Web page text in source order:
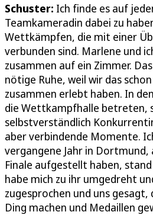
Schuster: Ich finde es auf
Teamkameradin dabei zu
Wettkämpfen, die mit einer
verbunden sind. Marlene und
zusammen auf ein Zimmer.
nötige Ruhe, weil wir das
zusammen erlebt haben. In
die Wettkampfhalle betreten,
selbstverständlich
aber verbindende Momente.
vergangene Jahr in Dortmund,
Finale aufgestellt haben,
habe mich zu ihr umgedreht
zugesprochen und uns
Ding machen und Medaillen